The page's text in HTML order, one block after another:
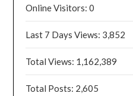
Online Visitors:0
Last 7 Days Views: 3,852
Total Views: 1,162,389
Total Posts: 2,605